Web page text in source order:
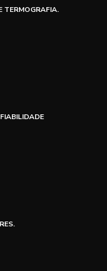
TERMOGRAFIA.